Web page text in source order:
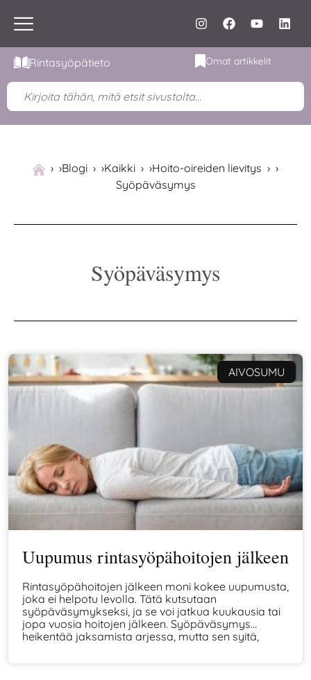
Rintasyöpätieto Omat artikkelit
›Blogi ›Kaikki ›Hoito-oireiden lievitys
›
Syöpäväsymys
Syöpäväsymys
AIVOSUMU
Uupumus rintasyöpähoitojen jälkeen
Rintasyöpähoitojen jälkeen moni kokee uupumusta,
joka ei helpotu levolla. Tätä kutsutaan
syöpäväsymykseksi, ja se voi jatkua kuukausia tai
jopa vuosia hoitojen jälkeen. Syöpäväsymys
heikentää jaksamista arjessa, mutta sen syitä,